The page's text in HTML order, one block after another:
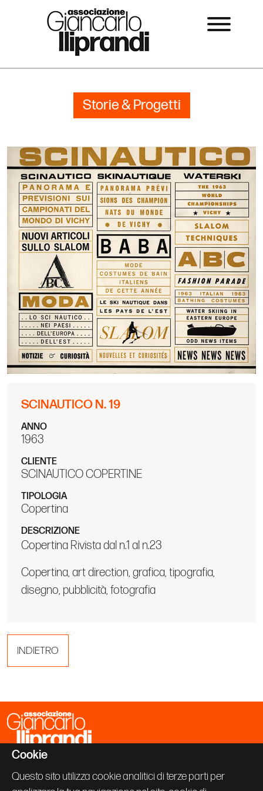
Cookie
Questo sito utilizza cookie analitici di terze parti per
Storie & Progetti
SCINAUTICO N. 19
ANNO
1963
CLIENTE
SCINAUTICO COPERTINE
TIPOLOGIA
Copertina
DESCRIZIONE
Copertina Rivista dal n.1 al n.23
Copertina, art direction, grafica, tipografia,
disegno, pubblicità, fotografia
INDIETRO
Associazione Giancarlo Iliprandi
20131 Milano